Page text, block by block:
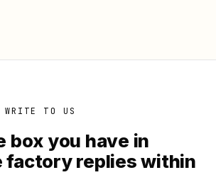
TO US
box you have in
factory replies within